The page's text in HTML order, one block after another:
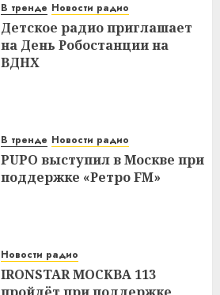
В тренде Новости радио
Детское радио приглашает
на День Робостанции на
ВДНХ
В тренде Новости радио
PUPO выступил в Москве при
поддержке «Ретро FM»
Новости радио
IRONSTAR МОСКВА 113